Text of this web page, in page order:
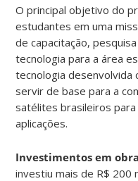
O principal objetivo do
estudantes em uma
de capacitação,
tecnologia para a área
tecnologia desenvolvida
servir de base para a
satélites brasileiros
aplicações.
Investimentos em
investiu mais de R$ 200